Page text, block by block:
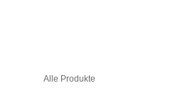
Alle Produkte